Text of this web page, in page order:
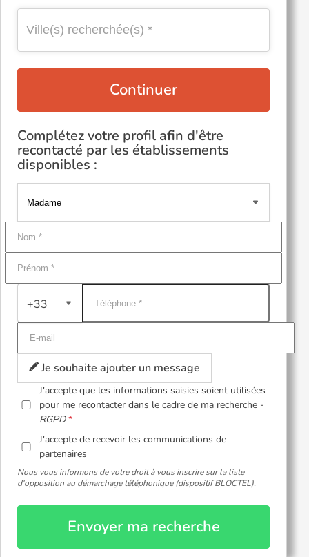
Continuer
Complétez votre profil afin d'être
recontacté par les établissements
disponibles :
+33
Je souhaite ajouter un message
J'accepte que les informations saisies soient utilisées
pour me recontacter dans le cadre de ma recherche -
RGPD
J'accepte de recevoir les communications de
partenaires
Nous vous informons de votre droit à vous inscrire sur la liste
d'opposition au démarchage téléphonique (dispositif BLOCTEL).
Envoyer ma recherche